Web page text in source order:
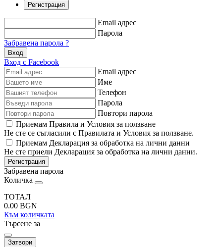
Регистрация
Email адрес
Парола
Забравена парола ?
Вход
Вход с Facebook
Email адрес
Име
Телефон
Парола
Повтори парола
Приемам Правила и Условия за ползване
Не сте се съгласили с Правилата и Условия за ползване.
Приемам Декларация за обработка на лични данни
Не сте приели Декларация за обработка на лични данни.
Регистрация
Забравена парола
Количка
ТОТАЛ
0.00 BGN
Към количката
Търсене за
Затвори